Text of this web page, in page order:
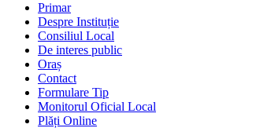
Primar
Despre Instituție
Consiliul Local
De interes public
Oraș
Contact
Formulare Tip
Monitorul Oficial Local
Plăți Online